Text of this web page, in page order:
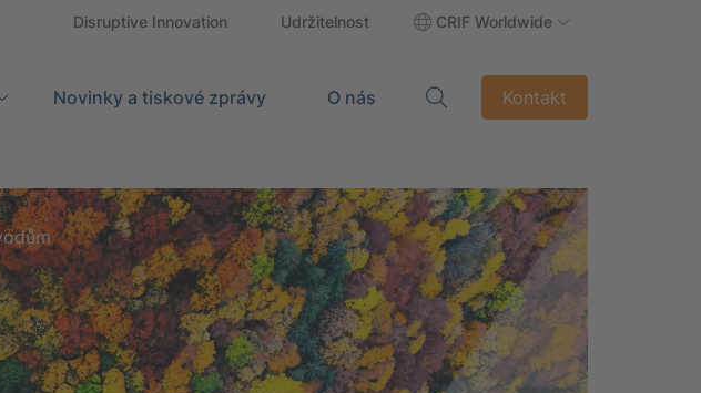
Disruptive Innovation Udržitelnost CRIF Worldwide
Novinky a tiskové zprávy O nás Kontakt